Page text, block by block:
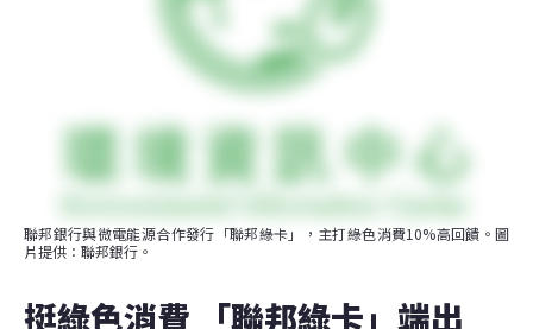
聯邦銀行與微電能源合作發行「聯邦綠卡」，主打綠色消費10%高回饋。圖
片提供：聯邦銀行。
挺綠色消費 「聯邦綠卡」端出